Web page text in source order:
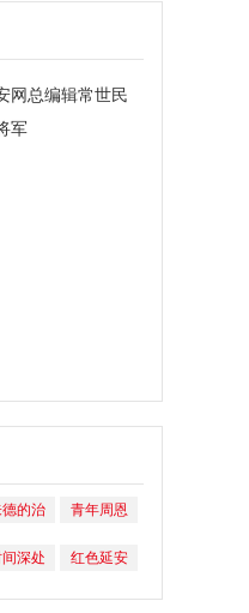
网总编辑常世民
军
的治
青年周恩
之道
间深处
红色延安